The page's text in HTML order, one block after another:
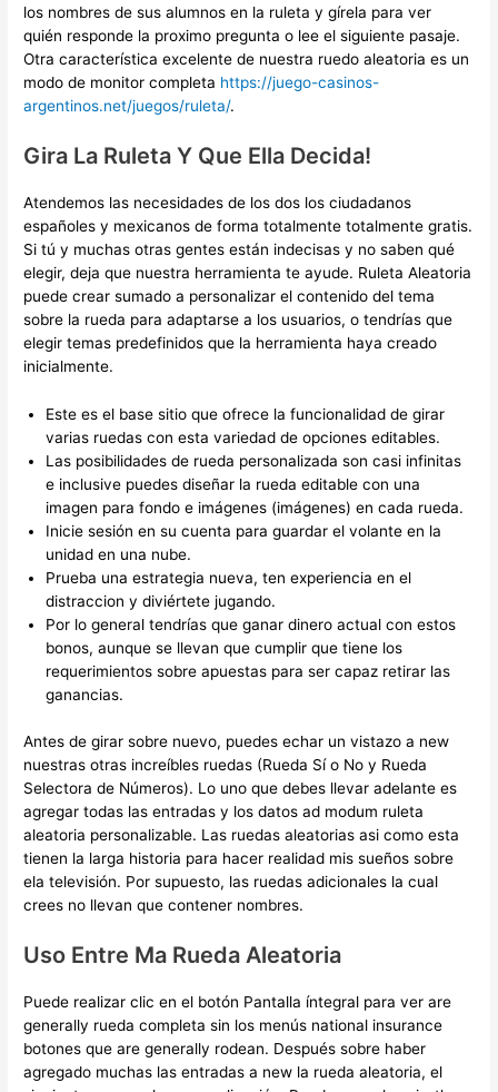
los nombres de sus alumnos en la ruleta y gírela para ver
quién responde la proximo pregunta o lee el siguiente pasaje.
Otra característica excelente de nuestra ruedo aleatoria es un
modo de monitor completa https://juego-casinos-
argentinos.net/juegos/ruleta/.
Gira La Ruleta Y Que Ella Decida!
Atendemos las necesidades de los dos los ciudadanos
españoles y mexicanos de forma totalmente totalmente gratis.
Si tú y muchas otras gentes están indecisas y no saben qué
elegir, deja que nuestra herramienta te ayude. Ruleta Aleatoria
puede crear sumado a personalizar el contenido del tema
sobre la rueda para adaptarse a los usuarios, o tendrías que
elegir temas predefinidos que la herramienta haya creado
inicialmente.
Este es el base sitio que ofrece la funcionalidad de girar
varias ruedas con esta variedad de opciones editables.
Las posibilidades de rueda personalizada son casi infinitas
e inclusive puedes diseñar la rueda editable con una
imagen para fondo e imágenes (imágenes) en cada rueda.
Inicie sesión en su cuenta para guardar el volante en la
unidad en una nube.
Prueba una estrategia nueva, ten experiencia en el
distraccion y diviértete jugando.
Por lo general tendrías que ganar dinero actual con estos
bonos, aunque se llevan que cumplir que tiene los
requerimientos sobre apuestas para ser capaz retirar las
ganancias.
Antes de girar sobre nuevo, puedes echar un vistazo a new
nuestras otras increíbles ruedas (Rueda Sí o No y Rueda
Selectora de Números). Lo uno que debes llevar adelante es
agregar todas las entradas y los datos ad modum ruleta
aleatoria personalizable. Las ruedas aleatorias asi como esta
tienen la larga historia para hacer realidad mis sueños sobre
ela televisión. Por supuesto, las ruedas adicionales la cual
crees no llevan que contener nombres.
Uso Entre Ma Rueda Aleatoria
Puede realizar clic en el botón Pantalla íntegral para ver are
generally rueda completa sin los menús national insurance
botones que are generally rodean. Después sobre haber
agregado muchas las entradas a new la rueda aleatoria, el